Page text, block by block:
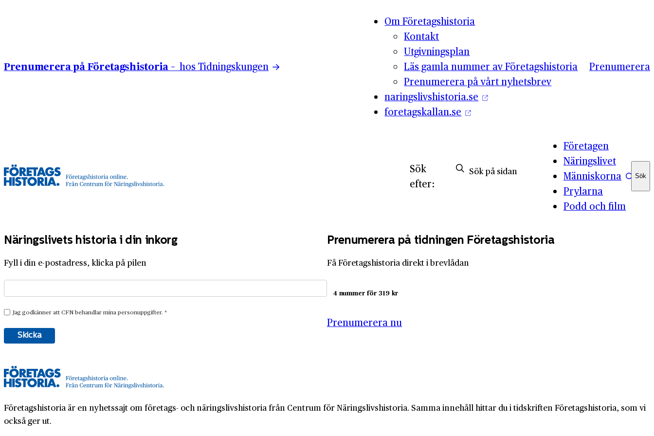
Prenumerera på Företagshistoria – hos Tidningskungen
Om Företagshistoria
Kontakt
Utgivningsplan
Läs gamla nummer av Företagshistoria
Prenumerera på vårt nyhetsbrev
naringslivshistoria.se
foretagskallan.se
Prenumerera
Företagen
Näringslivet
Människorna
Prylarna
Podd och film
Sök
efter:
Sök
Sök
Näringslivets historia i din inkorg
Fyll i din e-postadress, klicka på pilen
Prenumerera på tidningen Företagshistoria
Få Företagshistoria direkt i brevlådan
4 nummer för 319 kr
Prenumerera nu
Företagshistoria är en nyhetssajt om företags- och näringslivshistoria från Centrum för Näringslivshistoria. Samma innehåll hittar du i tidskriften Företagshistoria, som vi
också ger ut.